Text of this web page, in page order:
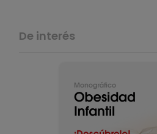
De interés